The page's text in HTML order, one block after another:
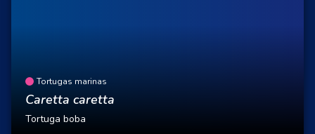
Tortugas marinas
Caretta caretta
Tortuga boba